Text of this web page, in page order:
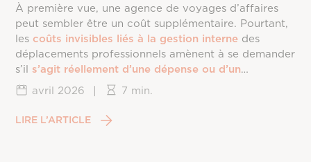
À première vue, une agence de voyages d’affaires
peut sembler être un coût supplémentaire. Pourtant,
les coûts invisibles liés à la gestion interne des
déplacements professionnels amènent à se demander
s’il s’agit réellement d’une dépense ou d’un
investissement .
avril 2026 | 7 min.
LIRE L’ARTICLE